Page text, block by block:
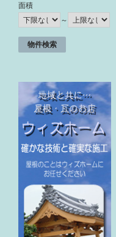
面積
～